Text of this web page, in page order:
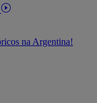
na Argentina!